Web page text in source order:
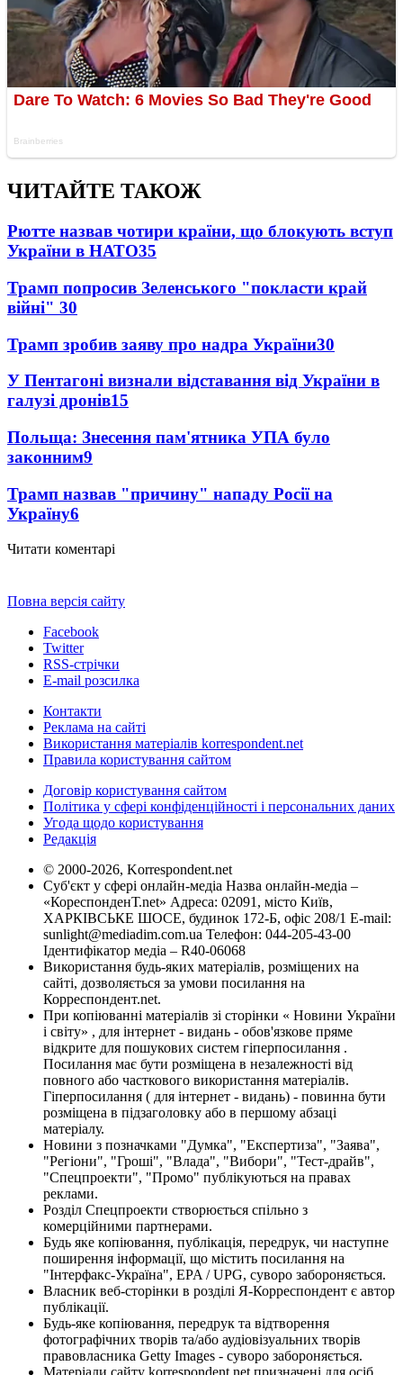
ЧИТАЙТЕ ТАКОЖ
Рютте назвав чотири країни, що блокують вступ
України в НАТО35
Трамп попросив Зеленського "покласти край
війні" 30
Трамп зробив заяву про надра України30
У Пентагоні визнали відставання від України в
галузі дронів15
Польща: Знесення пам'ятника УПА було
законним9
Трамп назвав "причину" нападу Росії на
Україну6
Читати коментарі
Повна версія сайту
Facebook
Twitter
RSS-стрічки
E-mail розсилка
Контакти
Реклама на сайті
Використання матеріалів korrespondent.net
Правила користування сайтом
Договір користування сайтом
Політика у сфері конфіденційності і персональних даних
Угода щодо користування
Редакція
© 2000-2026, Korrespondent.net
Суб'єкт у сфері онлайн-медіа Назва онлайн-медіа –
«КореспонденТ.net» Адреса: 02091, місто Київ,
ХАРКІВСЬКЕ ШОСЕ, будинок 172-Б, офіс 208/1 E-mail:
sunlight@mediadim.com.ua Телефон: 044-205-43-00
Ідентифікатор медіа – R40-06068
Використання будь-яких матеріалів, розміщених на
сайті, дозволяється за умови посилання на
Корреспондент.net.
При копіюванні матеріалів зі сторінки « Новини України
і світу» , для інтернет - видань - обов'язкове пряме
відкрите для пошукових систем гіперпосилання .
Посилання має бути розміщена в незалежності від
повного або часткового використання матеріалів.
Гіперпосилання ( для інтернет - видань) - повинна бути
розміщена в підзаголовку або в першому абзаці
матеріалу.
Новини з позначками "Думка", "Експертиза", "Заява",
"Регіони", "Гроші", "Влада", "Вибори", "Тест-драйв",
"Спецпроекти", "Промо" публікуються на правах
реклами.
Розділ Спецпроекти створюється спільно з
комерційними партнерами.
Будь яке копіювання, публікація, передрук, чи наступне
поширення інформації, що містить посилання на
"Інтерфакс-Україна", EPA / UPG, суворо забороняється.
Власник веб-сторінки в розділі Я-Корреспондент є автор
публікації.
Будь-яке копіювання, передрук та відтворення
фотографічних творів та/або аудіовізуальних творів
правовласника Getty Images - суворо забороняється.
Матеріали сайту korrespondent.net призначені для осіб